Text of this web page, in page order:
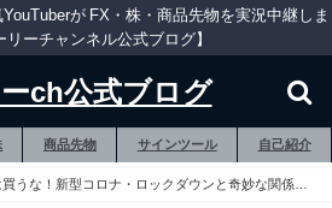
が FX・株・商品先物を実況中継しま
リーチャンネル公式ブログ】
ch公式ブログ
商品先物 サインツール 自己紹介
うな！新型コロナ・ロックダウンと奇妙な関係と